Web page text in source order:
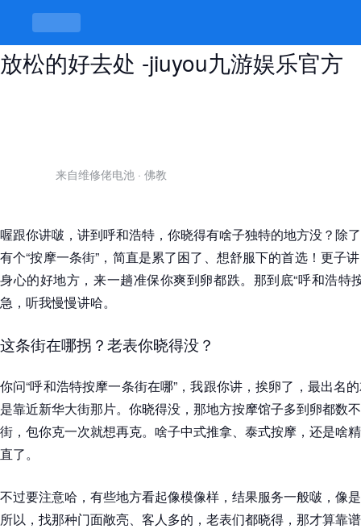
呼和浩特按摩一条街在哪，体验地道
放松的好去处 -jiuyou九游娱乐官方
来自维修佬电池 · 佛教
喔跟你讲啵，讲到呼和浩特，你晓得有啥子独特的地方没？除
有个“按摩一条街”，简直是累了困了、想舒服下的首选！更子
身心的好地方，来一趟准保你爽到卵都跌。那到底“呼和浩特
急，听我慢慢讲哈。
这条街在哪拐？老表你晓得没？
你问“呼和浩特按摩一条街在哪”，我跟你讲，挨卵了，最出名
是靠近新华大街那片。你晓得没，那地方按摩馆子多到卵都数
街，包你克一次就想再克。啥子中式推拿、泰式按摩，还是啥
直了。
不过要注意哈，有些地方看起像模像样，结果服务一般啵，像
所以，找那种门面敞亮、客人多的，老表们都晓得，那才算靠